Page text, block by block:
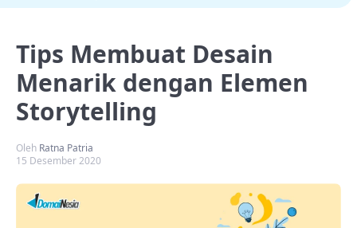
Tips Membuat Desain
Menarik dengan Elemen
Storytelling
Oleh Ratna Patria
15 Desember 2020